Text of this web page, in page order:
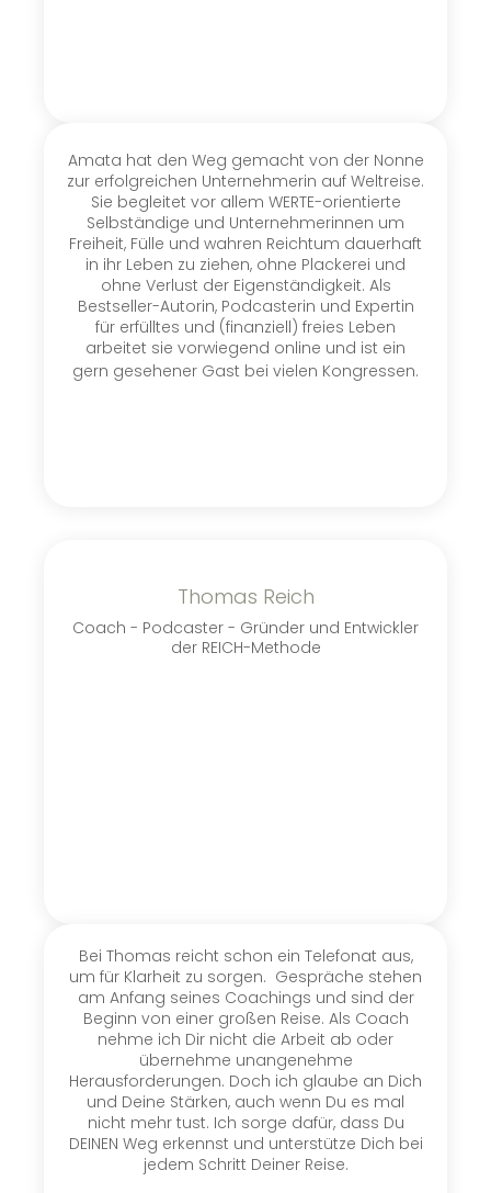
Amata hat den Weg gemacht von der Nonne
zur erfolgreichen Unternehmerin auf Weltreise.
Sie begleitet vor allem WERTE-orientierte
Selbständige und Unternehmerinnen um
Freiheit, Fülle und wahren Reichtum dauerhaft
in ihr Leben zu ziehen, ohne Plackerei und
ohne Verlust der Eigenständigkeit. Als
Bestseller-Autorin, Podcasterin und Expertin
für erfülltes und (finanziell) freies Leben
arbeitet sie vorwiegend online und ist ein
gern gesehener Gast bei vielen Kongressen.
Thomas Reich
Coach - Podcaster - Gründer und Entwickler
der REICH-Methode
Bei Thomas reicht schon ein Telefonat aus,
um für Klarheit zu sorgen. Gespräche stehen
am Anfang seines Coachings und sind der
Beginn von einer großen Reise. Als Coach
nehme ich Dir nicht die Arbeit ab oder
übernehme unangenehme
Herausforderungen. Doch ich glaube an Dich
und Deine Stärken, auch wenn Du es mal
nicht mehr tust. Ich sorge dafür, dass Du
DEINEN Weg erkennst und unterstütze Dich bei
jedem Schritt Deiner Reise.